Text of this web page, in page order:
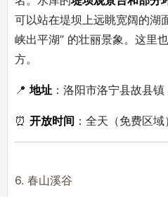
可以站在堤坝上远眺宽阔的湖
峡出平湖” 的壮丽景象。这里
方。
📍 地址 ：洛阳市洛宁县故县镇
⏰ 开放时间 ：全天（免费区域）
6. 春山溪谷